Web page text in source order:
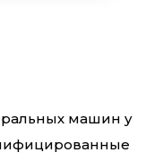
машин у